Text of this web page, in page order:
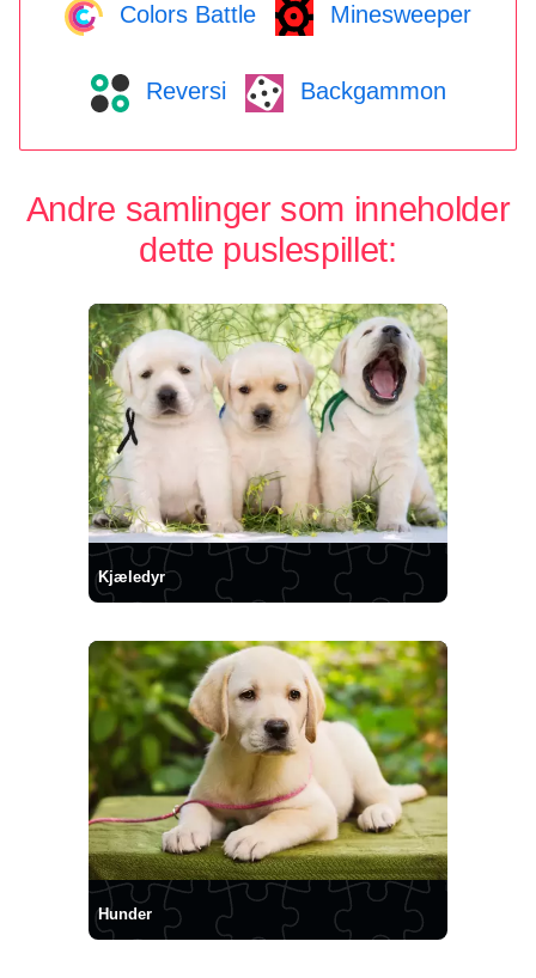
Colors Battle Minesweeper
Reversi Backgammon
Andre samlinger som inneholder
dette puslespillet:
Kjæledyr
Hunder